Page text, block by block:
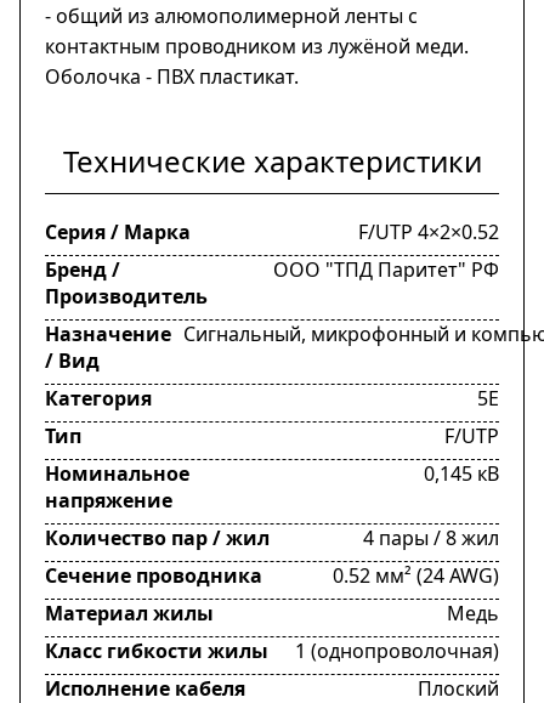
- общий из алюмополимерной ленты с
контактным проводником из лужёной меди.
Оболочка - ПВХ пластикат.
Технические характеристики
Серия / Марка
F/UTP 4×2×0.52
Бренд /
Производитель
ООО "ТПД Паритет" РФ
Назначение
/ Вид
Сигнальный, микрофонный и
Категория
5Е
Тип
F/UTP
Номинальное
напряжение
0,145 кВ
Количество пар / жил
4 пары / 8 жил
Сечение проводника
0.52 мм² (24 AWG)
Материал жилы
Медь
Класс гибкости жилы
1 (однопроволочная)
Исполнение кабеля
Плоский